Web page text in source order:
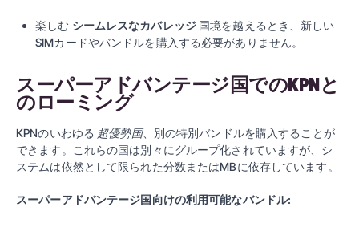
楽しむ シームレスなカバレッジ国境を越えるとき、新しい
SIMカードやバンドルを購入する必要がありません。
スーパーアドバンテージ国でのKPNと
のローミング
KPNのいわゆる 超優勢国、別の特別バンドルを購入することが
できます。これらの国は別々にグループ化されていますが、シ
ステムは依然として限られた分数またはMBに依存しています。
スーパーアドバンテージ国向けの利用可能なバンドル: